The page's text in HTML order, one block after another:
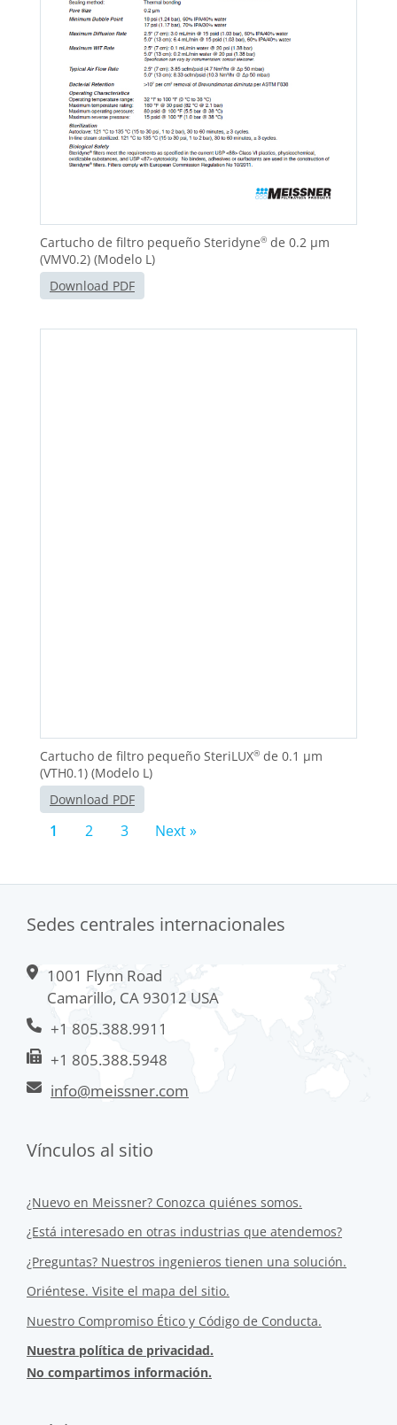
Cartucho de filtro pequeño Steridyne® de 0.2 μm
(VMV0.2) (Modelo L)
Download PDF
Cartucho de filtro pequeño SteriLUX® de 0.1 μm
(VTH0.1) (Modelo L)
Download PDF
1 2 3 Next »
Sedes centrales internacionales
1001 Flynn Road
Camarillo, CA 93012 USA
+1 805.388.9911
+1 805.388.5948
info@meissner.com
Vínculos al sitio
¿Nuevo en Meissner? Conozca quiénes somos.
¿Está interesado en otras industrias que atendemos?
¿Preguntas? Nuestros ingenieros tienen una solución.
Oriéntese. Visite el mapa del sitio.
Nuestro Compromiso Ético y Código de Conducta.
Nuestra política de privacidad.
No compartimos información.